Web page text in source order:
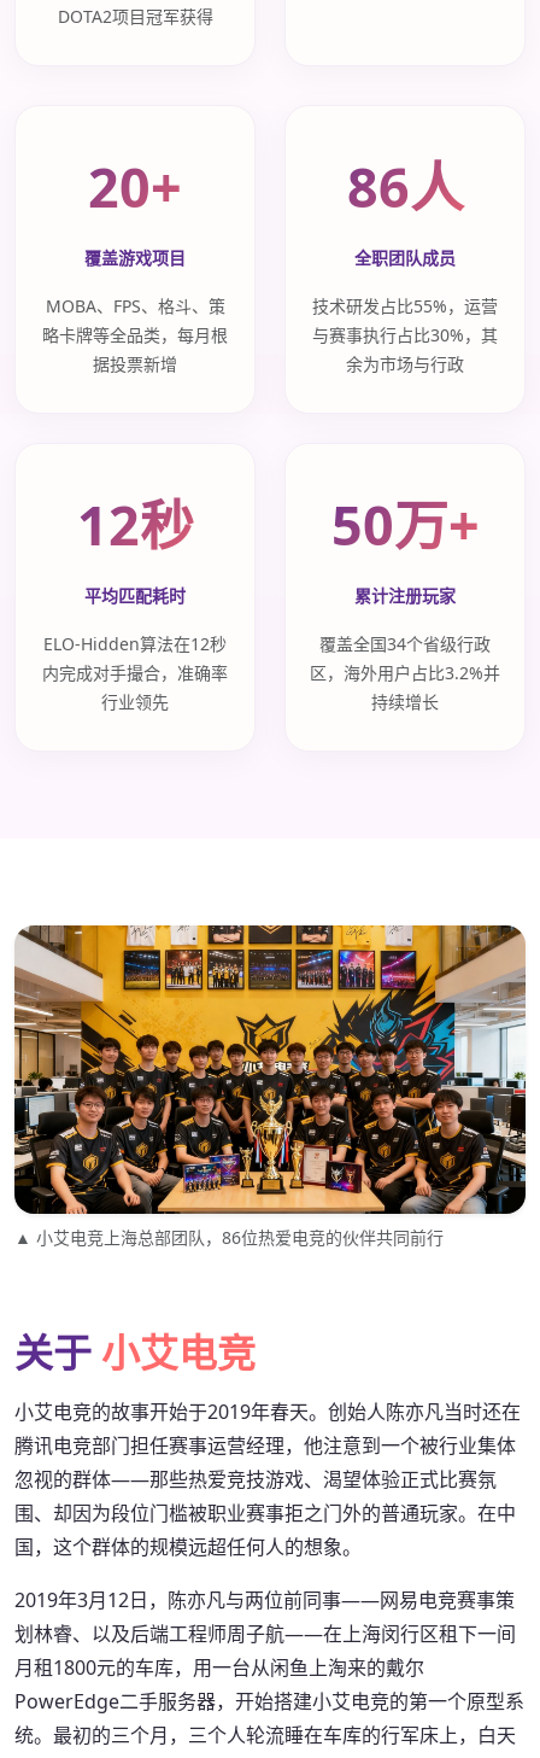
DOTA2项目冠军获得
20+
覆盖游戏项目
MOBA、FPS、格斗、策
略卡牌等全品类，每月根
据投票新增
86人
全职团队成员
技术研发占比55%，运营
与赛事执行占比30%，其
余为市场与行政
12秒
平均匹配耗时
ELO-Hidden算法在12秒
内完成对手撮合，准确率
行业领先
50万+
累计注册玩家
覆盖全国34个省级行政
区，海外用户占比3.2%并
持续增长
▲ 小艾电竞上海总部团队，86位热爱电竞的伙伴共同前行
关于 小艾电竞
小艾电竞的故事开始于2019年春天。创始人陈亦凡当时还在
腾讯电竞部门担任赛事运营经理，他注意到一个被行业集体
忽视的群体——那些热爱竞技游戏、渴望体验正式比赛氛
围、却因为段位门槛被职业赛事拒之门外的普通玩家。在中
国，这个群体的规模远超任何人的想象。
2019年3月12日，陈亦凡与两位前同事——网易电竞赛事策
划林睿、以及后端工程师周子航——在上海闵行区租下一间
月租1800元的车库，用一台从闲鱼上淘来的戴尔
PowerEdge二手服务器，开始搭建小艾电竞的第一个原型系
统。最初的三个月，三个人轮流睡在车库的行军床上，白天